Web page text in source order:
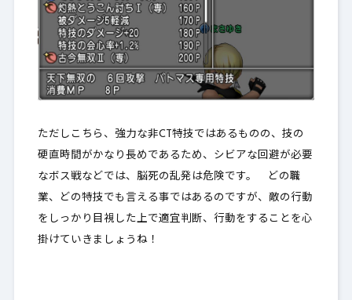
ただしこちら、強力な非CT特技ではあるものの、技の
硬直時間がかなり長めであるため、シビアな回避が必要
なボス戦などでは、脳死の乱発は危険です。 どの職
業、どの特技でも言える事ではあるのですが、 敵の行動
をしっかり目視した上で適宜判断、行動をすることを心
掛けていきましょうね！